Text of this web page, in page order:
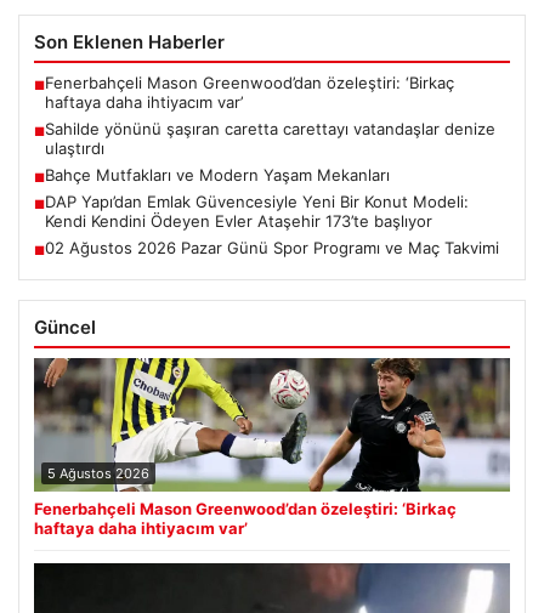
Son Eklenen Haberler
■Fenerbahçeli Mason Greenwood’dan özeleştiri: ‘Birkaç
haftaya daha ihtiyacım var’
■Sahilde yönünü şaşıran caretta carettayı vatandaşlar denize
ulaştırdı
■Bahçe Mutfakları ve Modern Yaşam Mekanları
■DAP Yapı’dan Emlak Güvencesiyle Yeni Bir Konut Modeli:
Kendi Kendini Ödeyen Evler Ataşehir 173’te başlıyor
■02 Ağustos 2026 Pazar Günü Spor Programı ve Maç Takvimi
Güncel
5 Ağustos 2026
Fenerbahçeli Mason Greenwood’dan özeleştiri: ‘Birkaç
haftaya daha ihtiyacım var’